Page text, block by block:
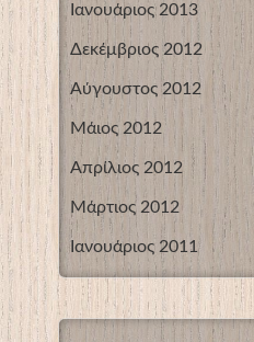
Ιανουάριος 2013
Δεκέμβριος 2012
Αύγουστος 2012
Μάιος 2012
Απρίλιος 2012
Μάρτιος 2012
Ιανουάριος 2011